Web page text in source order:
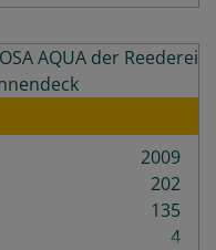
2009
202
135
4